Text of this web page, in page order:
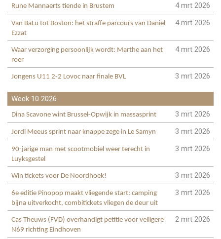
Rune Mannaerts tiende in Brustem 4 mrt 2026
Van BaLu tot Boston: het straffe parcours van Daniel
Ezzat
4 mrt 2026
Waar verzorging persoonlijk wordt: Marthe aan het
roer
4 mrt 2026
Jongens U11 2-2 Lovoc naar finale BVL 3 mrt 2026
Week 10 2026
Dina Scavone wint Brussel-Opwijk in massasprint 3 mrt 2026
Jordi Meeus sprint naar knappe zege in Le Samyn 3 mrt 2026
90-jarige man met scootmobiel weer terecht in
Luyksgestel
3 mrt 2026
Win tickets voor De Noordhoek! 3 mrt 2026
6e editie Pinopop maakt vliegende start: camping
bijna uitverkocht, combitickets vliegen de deur uit
3 mrt 2026
Cas Theuws (FVD) overhandigt petitie voor veiligere
N69 richting Eindhoven
2 mrt 2026